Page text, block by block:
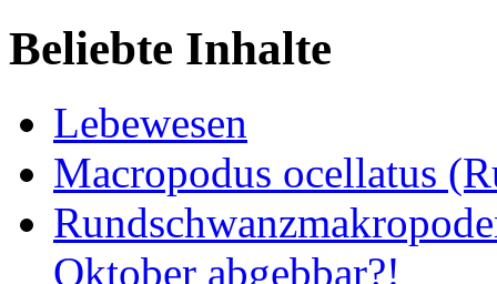
Beliebte Inhalte
Lebewesen
Macropodus ocellatus
Oktober abgebbar?!